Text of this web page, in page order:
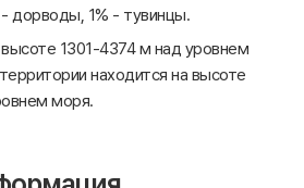
- дорводы, 1% - тувинцы.
1301-4374 м над уровнем
находится на высоте
моря.